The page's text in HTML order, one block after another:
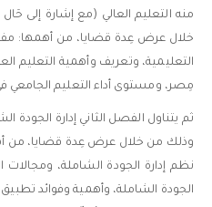
منه التعليم العالي (مع إشارة إلى
خلال عرض عِدة قضايا، من أهمها:
التعليمية، وتعريف وأهمية التعليم
مِصر، ومستوى أداء التعليم الجامعي
وذلك من خلال عرض عِدة قضايا، من
نظم إدارة الجودة الشاملة، ومجالات
الجودة الشاملة، وأهمية وفوائد